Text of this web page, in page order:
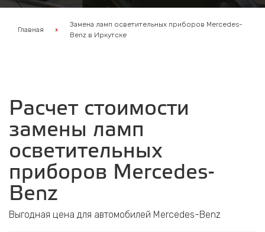
Главная
Замена ламп осветительных приборов Mercedes-
Benz в Иркутске
Расчет стоимости
замены ламп
осветительных
приборов Mercedes-
Benz
Выгодная цена для автомобилей Mercedes-Benz